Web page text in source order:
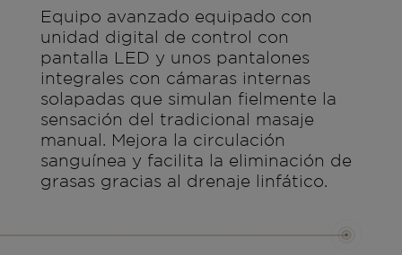
Equipo avanzado equipado con
unidad digital de control con
pantalla LED y unos pantalones
integrales con cámaras internas
solapadas que simulan fielmente la
sensación del tradicional masaje
manual. Mejora la circulación
sanguínea y facilita la eliminación de
grasas gracias al drenaje linfático.